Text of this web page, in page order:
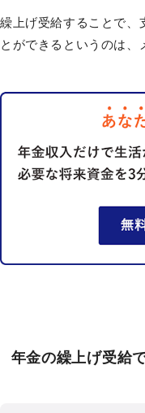
繰上げ受給することで、
とができるというのは、
年金の繰上げ受給